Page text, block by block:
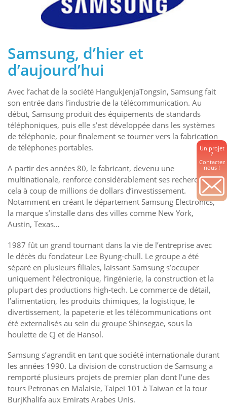
Un projet
?
Contactez
nous !
Samsung, d’hier et
d’aujourd’hui
Avec l’achat de la société HangukJenjaTongsin, Samsung fait
son entrée dans l’industrie de la télécommunication. Au
début, Samsung produit des équipements de standards
téléphoniques, puis elle s’est développée dans les systèmes
de téléphonie, pour finalement se tourner vers la fabrication
de téléphones portables.
A partir des années 80, le fabricant, devenu une
multinationale, renforce considérablement ses recherches,
cela à coup de millions de dollars d’investissement.
Notamment en créant le département Samsung Electronics,
la marque s’installe dans des villes comme New York,
Austin, Texas…
1987 fût un grand tournant dans la vie de l’entreprise avec
le décès du fondateur Lee Byung-chull. Le groupe a été
séparé en plusieurs filiales, laissant Samsung s’occuper
uniquement l’électronique, l’ingénierie, la construction et la
plupart des productions high-tech. Le commerce de détail,
l’alimentation, les produits chimiques, la logistique, le
divertissement, la papeterie et les télécommunications ont
été externalisés au sein du groupe Shinsegae, sous la
houlette de CJ et de Hansol.
Samsung s’agrandit en tant que société internationale durant
les années 1990. La division de construction de Samsung a
remporté plusieurs projets de premier plan dont l’une des
tours Petronas en Malaisie, Taipei 101 à Taiwan et la tour
BurjKhalifa aux Emirats Arabes Unis.